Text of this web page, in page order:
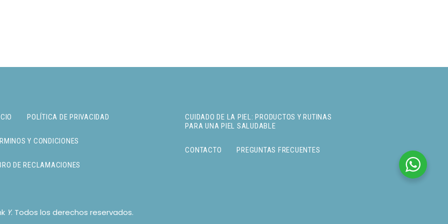
POLÍTICA DE PRIVACIDAD
Y CONDICIONES
DE RECLAMACIONES
CUIDADO DE LA PIEL: PRODUCTOS Y RUTINAS
PARA UNA PIEL SALUDABLE
CONTACTO PREGUNTAS FRECUENTES
Y. Todos los derechos reservados.